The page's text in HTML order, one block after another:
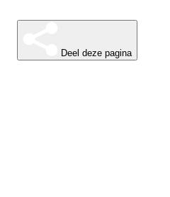
Deel deze pagina